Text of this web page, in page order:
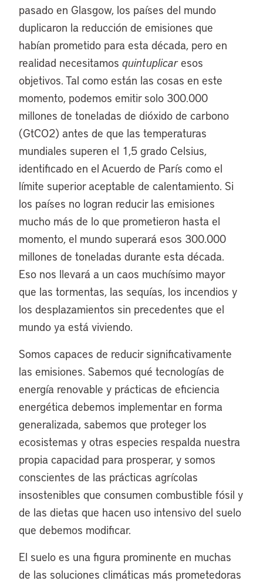
pasado en Glasgow, los países del mundo
duplicaron la reducción de emisiones que
habían prometido para esta década, pero en
realidad necesitamos quintuplicaresos
objetivos. Tal como están las cosas en este
momento, podemos emitir solo 300.000
millones de toneladas de dióxido de carbono
(GtCO2) antes de que las temperaturas
mundiales superen el 1,5 grado Celsius,
identificado en el Acuerdo de París como el
límite superior aceptable de calentamiento. Si
los países no logran reducir las emisiones
mucho más de lo que prometieron hasta el
momento, el mundo superará esos 300.000
millones de toneladas durante esta década.
Eso nos llevará a un caos muchísimo mayor
que las tormentas, las sequías, los incendios y
los desplazamientos sin precedentes que el
mundo ya está viviendo.
Somos capaces de reducir significativamente
las emisiones. Sabemos qué tecnologías de
energía renovable y prácticas de eficiencia
energética debemos implementar en forma
generalizada, sabemos que proteger los
ecosistemas y otras especies respalda nuestra
propia capacidad para prosperar, y somos
conscientes de las prácticas agrícolas
insostenibles que consumen combustible fósil y
de las dietas que hacen uso intensivo del suelo
que debemos modificar.
El suelo es una figura prominente en muchas
de las soluciones climáticas más prometedoras